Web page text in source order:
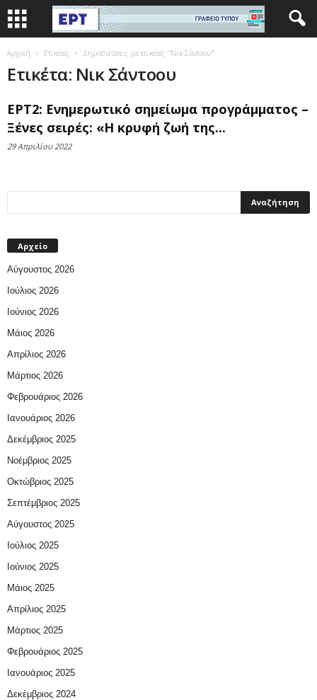
Αρχική Ετικέτες Δημοσιεύσεις με ετικέτες "Νικ Σάντοου"
Ετικέτα: Νικ Σάντοου
ΕΡΤ2: Ενημερωτικό σημείωμα προγράμματος –
Ξένες σειρές: «Η κρυφή ζωή της...
29 Απριλίου 2022
Αρχείο
Αύγουστος 2026
Ιούλιος 2026
Ιούνιος 2026
Μάιος 2026
Απρίλιος 2026
Μάρτιος 2026
Φεβρουάριος 2026
Ιανουάριος 2026
Δεκέμβριος 2025
Νοέμβριος 2025
Οκτώβριος 2025
Σεπτέμβριος 2025
Αύγουστος 2025
Ιούλιος 2025
Ιούνιος 2025
Μάιος 2025
Απρίλιος 2025
Μάρτιος 2025
Φεβρουάριος 2025
Ιανουάριος 2025
Δεκέμβριος 2024